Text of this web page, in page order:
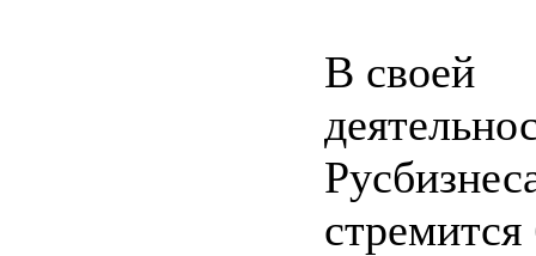
В своей